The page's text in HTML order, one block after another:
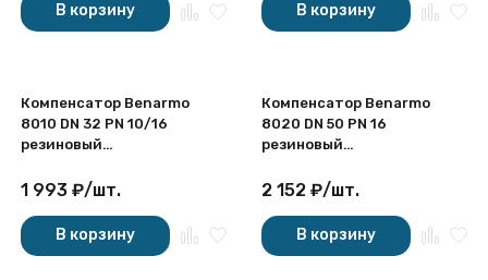
В корзину В корзину
Компенсатор Benarmo
8010 DN 32 PN 10/16
резиновый
фланцевый
1 993 ₽/шт.
В корзину
Компенсатор Benarmo
8020 DN 50 PN 16
резиновый
муфтовый
2 152 ₽/шт.
В корзину